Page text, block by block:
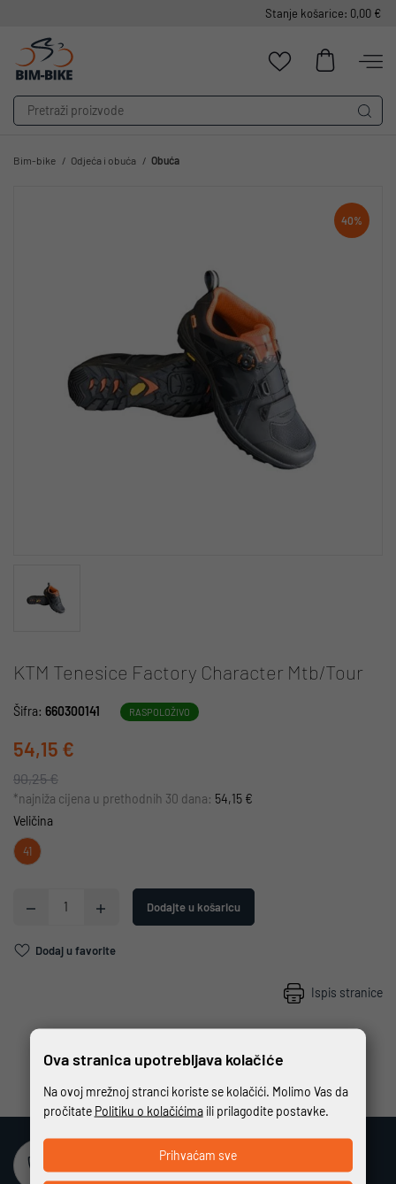
Stanje košarice: 0,00 €
Bim-bike Odjeća i obuća Obuća
40%
KTM Tenesice Factory Character Mtb/Tour
Šifra: 660300141 RASPOLOŽIVO
54,15 €
90,25 €
*najniža cijena u prethodnih 30 dana: 54,15 €
Veličina
41
Dodajte u košaricu
Dodaj u favorite
Ispis stranice
Sigurna online kupovina
Potpuno zaštićeno i sigurno plaćanje
Ova stranica upotrebljava kolačiće
Na ovoj mrežnoj stranci koriste se kolačići. Molimo Vas da
pročitate Politiku o kolačićimaili prilagodite postavke.
Prihvaćam sve